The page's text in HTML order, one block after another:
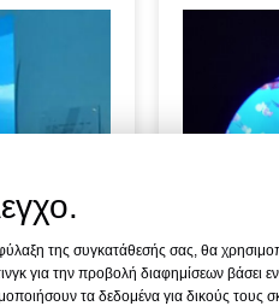
της συγκατάθεσής σας, θα
για την προβολή διαφημίσεων βάσει
τα δεδομένα για δικούς τους